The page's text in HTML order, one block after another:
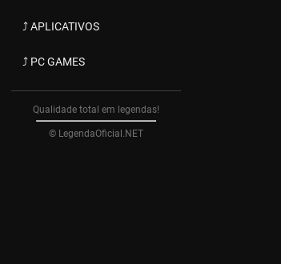
⤴ APLICATIVOS
⤴ PC GAMES
Qualidade total em legendas!
© LegendaOficial.NET